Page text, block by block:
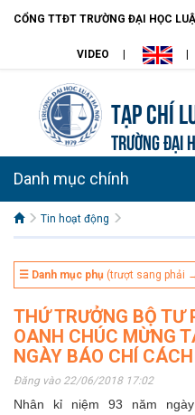
CỔNG TTĐT TRƯỜNG ĐẠI HỌC
VIDEO
Tạp chí
TRƯỜNG ĐẠI
Danh mục chính
Tin hoạt động
☰ Danh mục phụ (trượt sang phải
THỨ TRƯỞNG BỘ TƯ
OANH CHÚC MỪNG
NGÀY BÁO CHÍ
Đăng vào 22/06/2018 17:02
Nhân kỉ niệm 93 năm